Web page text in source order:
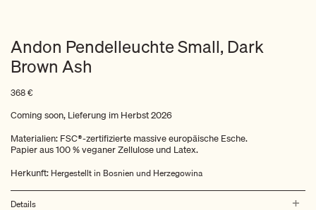
Andon Pendelleuchte Small, Dark
Brown Ash
368€
Coming soon, Lieferung im Herbst 2026
Materialien: FSC®-zertifizierte massive europäische Esche.
Papier aus 100 % veganer Zellulose und Latex.
Herkunft: Hergestellt in Bosnien und Herzegowina
Details